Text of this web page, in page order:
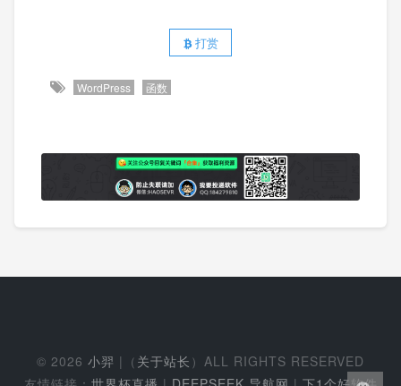
打赏
WordPress 函数
© 2026 小羿 |（ 关于站长 ）ALL RIGHTS RESERVED